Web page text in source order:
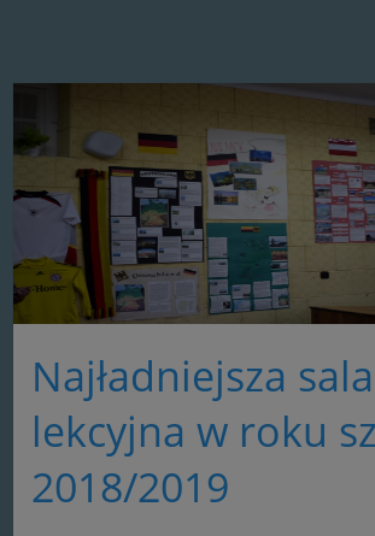
Najładniejsza sala
lekcyjna w roku
2018/2019